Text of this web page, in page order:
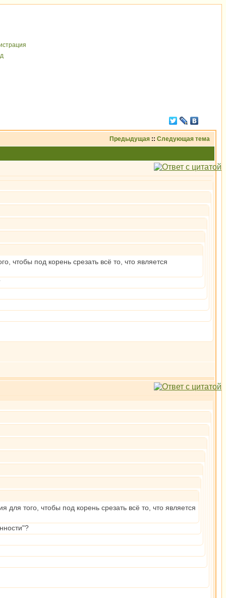
Предыдущая :: Следующая тема
чтобы под корень срезать всё то, что является
того, чтобы под корень срезать всё то, что является